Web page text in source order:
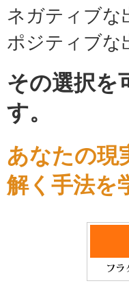
ネガティブな
ポジティブな
その選択を
す。
あなたの現
解く手法を